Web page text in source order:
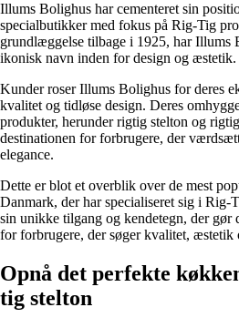
Illums Bolighus har cementeret sin
specialbutikker med fokus på Rig-Tig
grundlæggelse tilbage i 1925, har Illums
ikonisk navn inden for design og æstetik.
Kunder roser Illums Bolighus for deres
kvalitet og tidløse design. Deres
produkter, herunder rigtig stelton og
destinationen for forbrugere, der
elegance.
Dette er blot et overblik over de mest
Danmark, der har specialiseret sig i
sin unikke tilgang og kendetegn, der gør
for forbrugere, der søger kvalitet, æstetik
Opnå det perfekte
tig stelton